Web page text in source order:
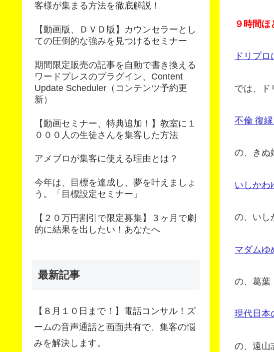
９時間ほ
ドリプ
では、ド
不倫 復
の、きぬ
いしかわ
の、いし
マダムゆ
の、葛
現代日本
の、遠山
客様が集まる方法を徹底解説！
【動画版、ＤＶＤ版】カウンセラーとし
ての圧倒的な強みを見つけるセミナー
期間限定販売の記事を自動で書き換える
ワードプレスのプラグイン、Content
Update Scheduler（コンテンツ予約更
新）
【動画セミナー、特典追加！】教室に１
０００人の生徒さんを集客した方法
アメブロが集客に使える理由とは？
今年は、目標を達成し、夢を叶えましょ
う。「目標設定セミナー」
【２０万円割引で限定募集】３ヶ月で劇
的に結果を出したい！あなたへ
最新記事
【８月１０日まで！】電話コンサル！ズ
ームの音声通話と画面共有で、集客の悩
みを解決します。